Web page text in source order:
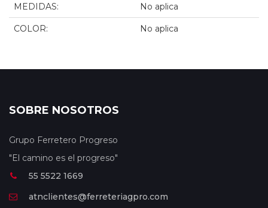
MEDIDAS: No aplica
COLOR: No aplica
SOBRE NOSOTROS
Grupo Ferretero Progreso
"El camino es el progreso"
55 5522 1669
atnclientes@ferreteriagpro.com